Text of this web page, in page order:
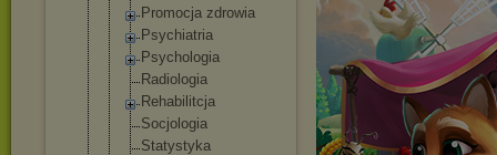
Promocja zdrowia
Psychiatria
Psychologia
Radiologia
Rehabilitcja
Socjologia
Statystyka